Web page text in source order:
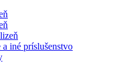
a iné príslušenstvo